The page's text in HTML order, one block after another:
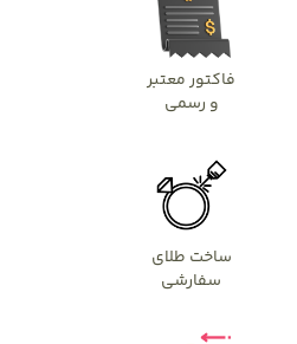
فاکتور معتبر
و رسمی
ساخت طلای
سفارشی